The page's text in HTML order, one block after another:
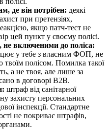
де він потрібен: деякі
при претензіях,
якщо патч-тест не
цей пункт у своєму полісі.
не включеними до поліса:
у тебе з власним ФОП, не
твоїм полісом. Помилка такої
а не твоя, але лише за
в договорі B2B.
штраф від санітарної
захисту персональних
інспекції. Стандартне
не покриває штрафів,